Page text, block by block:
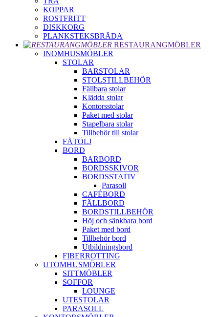
KOPPAR
ROSTFRITT
DISKKORG
PLANKSTEKSBRÄDA
RESTAURANGMÖBLER
INOMHUSMÖBLER
STOLAR
BARSTOLAR
STOLSTILLBEHÖR
Fällbara stolar
Klädda stolar
Kontorsstolar
Paket med stolar
Stapelbara stolar
Tillbehör till stolar
FÅTÖLJ
BORD
BARBORD
BORDSSKIVOR
BORDSSTATIV
Parasoll
CAFÉBORD
FÄLLBORD
BORDSTILLBEHÖR
Höj och sänkbara bord
Paket med bord
Tillbehör bord
Utbildningsbord
FIBERROTTING
UTOMHUSMÖBLER
SITTMÖBLER
SOFFOR
LOUNGE
UTESTOLAR
PARASOLL